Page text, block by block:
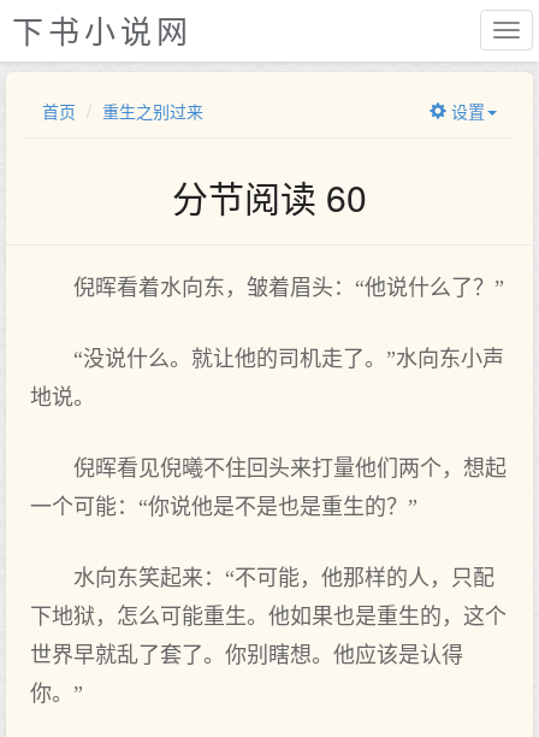
下书小说网
首页 重生之别过来 设置
分节阅读 60
倪晖看着水向东，皱着眉头：“他说什么了？”
“没说什么。就让他的司机走了。”水向东小声
地说。
倪晖看见倪曦不住回头来打量他们两个，想起
一个可能：“你说他是不是也是重生的？”
水向东笑起来：“不可能，他那样的人，只配
下地狱，怎么可能重生。他如果也是重生的，这个
世界早就乱了套了。你别瞎想。他应该是认得
你。”